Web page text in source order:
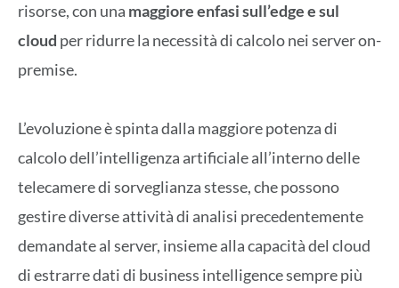
risorse, con una maggiore enfasi sull’edge e sul
cloud per ridurre la necessità di calcolo nei server on-
premise.
L’evoluzione è spinta dalla maggiore potenza di
calcolo dell’intelligenza artificiale all’interno delle
telecamere di sorveglianza stesse, che possono
gestire diverse attività di analisi precedentemente
demandate al server, insieme alla capacità del cloud
di estrarre dati di business intelligence sempre più